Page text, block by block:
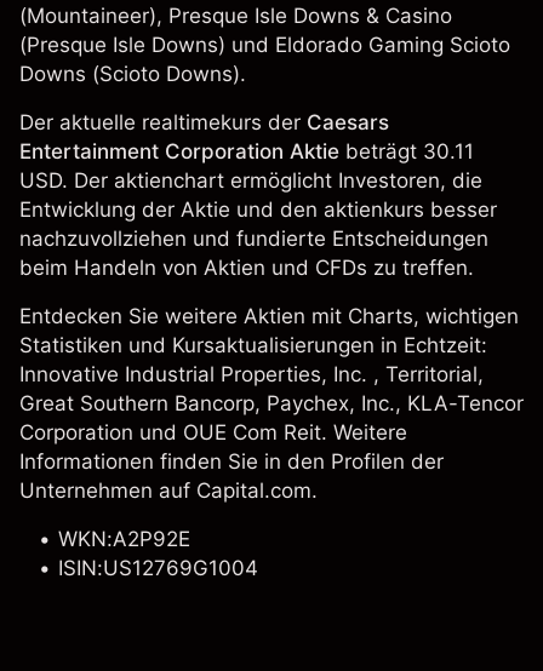
(Mountaineer), Presque Isle Downs & Casino
(Presque Isle Downs) und Eldorado Gaming Scioto
Downs (Scioto Downs).
Der aktuelle realtimekurs der Caesars
Entertainment Corporation Aktie beträgt 30.11
USD. Der aktienchart ermöglicht Investoren, die
Entwicklung der Aktie und den aktienkurs besser
nachzuvollziehen und fundierte Entscheidungen
beim Handeln von Aktien und CFDs zu treffen.
Entdecken Sie weitere Aktien mit Charts, wichtigen
Statistiken und Kursaktualisierungen in Echtzeit:
Innovative Industrial Properties, Inc. , Territorial,
Great Southern Bancorp, Paychex, Inc., KLA-Tencor
Corporation und OUE Com Reit. Weitere
Informationen finden Sie in den Profilen der
Unternehmen auf Capital.com.
WKN:A2P92E
ISIN:US12769G1004